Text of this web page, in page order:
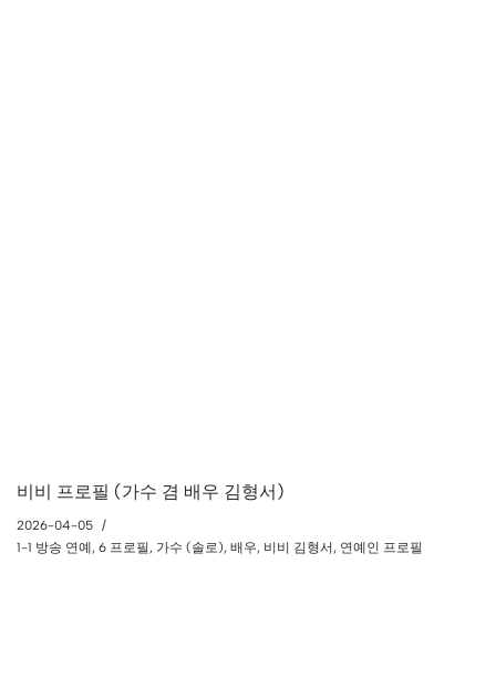
비비 프로필 (가수 겸 배우 김형서)
2026-04-05
1-1 방송 연예, 6 프로필, 가수 (솔로), 배우, 비비 김형서, 연예인 프로필